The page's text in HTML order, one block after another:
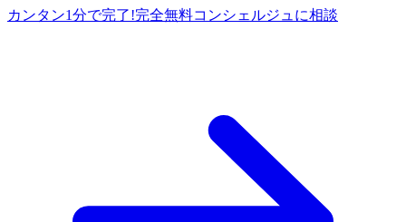
カンタン1分で完了!完全無料コンシェルジュに相談